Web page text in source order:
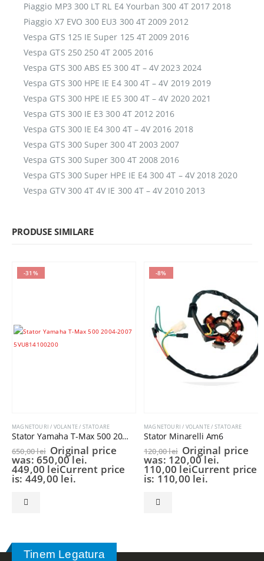
Piaggio MP3 300 LT RL E4 Yourban 300 4T 2017 2018
Piaggio X7 EVO 300 EU3 300 4T 2009 2012
Vespa GTS 125 IE Super 125 4T 2009 2016
Vespa GTS 250 250 4T 2005 2016
Vespa GTS 300 ABS E5 300 4T – 4V 2023 2024
Vespa GTS 300 HPE IE E4 300 4T – 4V 2019 2019
Vespa GTS 300 HPE IE E5 300 4T – 4V 2020 2021
Vespa GTS 300 IE E3 300 4T 2012 2016
Vespa GTS 300 IE E4 300 4T – 4V 2016 2018
Vespa GTS 300 Super 300 4T 2003 2007
Vespa GTS 300 Super 300 4T 2008 2016
Vespa GTS 300 Super HPE IE E4 300 4T – 4V 2018 2020
Vespa GTV 300 4T 4V IE 300 4T – 4V 2010 2013
PRODUSE SIMILARE
-31%
MAGNETOURI / VOLANTE / STATOARE
Stator Yamaha T-Max 500 2004-2007 5VU814100200
650,00lei Original price
was: 650,00 lei.
449,00 leiCurrent price
is: 449,00 lei.
-8%
MAGNETOURI / VOLANTE / STATOARE
Stator Minarelli Am6
120,00lei Original price
was: 120,00 lei.
110,00 leiCurrent price
is: 110,00 lei.
Tinem Legatura